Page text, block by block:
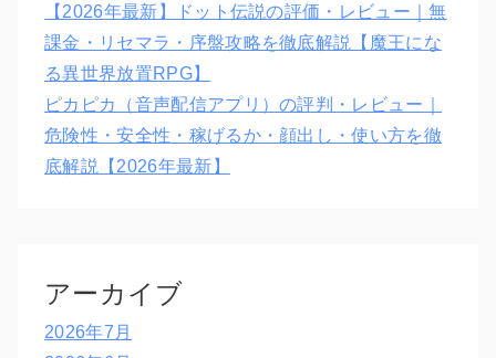
【2026年最新】ドット伝説の評価・レビュー｜無
課金・リセマラ・序盤攻略を徹底解説【魔王にな
る異世界放置RPG】
ピカピカ（音声配信アプリ）の評判・レビュー｜
危険性・安全性・稼げるか・顔出し・使い方を徹
底解説【2026年最新】
アーカイブ
2026年7月